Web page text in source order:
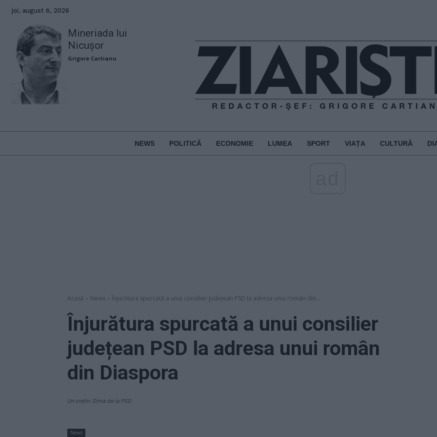
joi, august 6, 2026
Mineriada lui
Nicușor
Grigore Cartianu
NEWS POLITICĂ ECONOMIE LUMEA SPORT VIAȚA CULTURĂ
Acasă News Înjurătura spurcată a unui consilier județean PSD la adresa unui român din...
Înjurătura spurcată a unui consilier
județean PSD la adresa unui român
din Diaspora
Un cretin: Dima de la PSD
News